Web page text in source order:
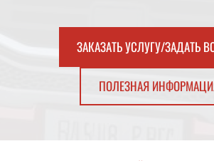
​ЗАКАЗАТЬ УСЛУГУ/ЗАДАТЬ
​ПОЛЕЗНАЯ